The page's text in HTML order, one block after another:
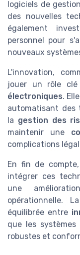
logiciels de
des nouvelles
également
personnel pour
nouveaux
L'innovation,
jouer un rôle
électroniques.
automatisant des
la gestion des
maintenir une
complications
En fin de
intégrer ces
une
opérationnelle.
équilibrée entre
que les systèmes
robustes et